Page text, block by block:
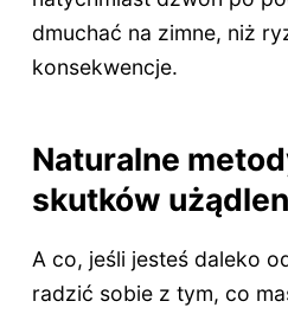
dmuchać na zimne, niż
konsekwencje.
Naturalne
skutków
A co, jeśli jesteś daleko
radzić sobie z tym, co